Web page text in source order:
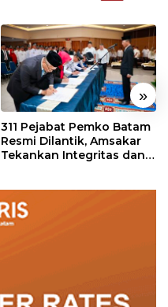
»
311 Pejabat Pemko Batam
Resmi Dilantik, Amsakar
Tekankan Integritas dan